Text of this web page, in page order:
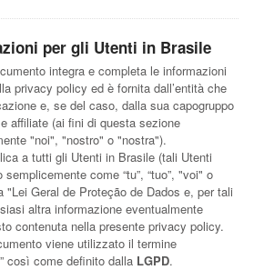
per gli Utenti in Brasile
integra e completa le informazioni
privacy policy ed è fornita dall’entità che
e, se del caso, dalla sua capogruppo
affiliate (ai fini di questa sezione
"noi", "nostro" o "nostra").
a tutti gli Utenti in Brasile (tali Utenti
come “tu”, “tuo”, "voi" o
Geral de Proteção de Dados e, per tali
altra informazione eventualmente
contenuta nella presente privacy policy.
viene utilizzato il termine
così come definito dalla LGPD.